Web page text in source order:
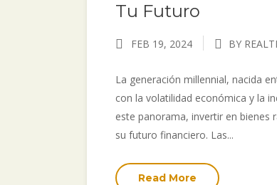
Tu Futuro
FEB 19, 2024 BY
La generación millennial, nacida
con la volatilidad económica y la
este panorama, invertir en bienes
su futuro financiero. Las...
Read More